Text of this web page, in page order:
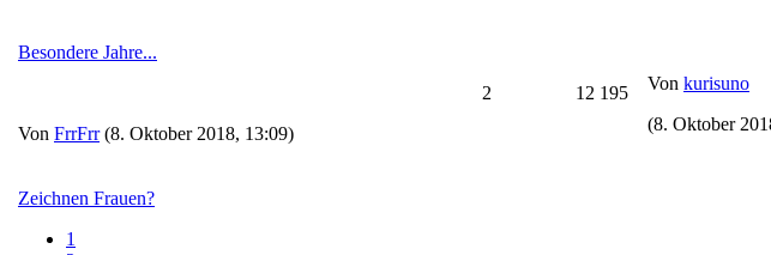
Besondere Jahre...
Von FrrFrr(8. Oktober 2018, 13:09)
2 12 195 Von kurisuno
(8. Oktober
Zeichnen Frauen?
1